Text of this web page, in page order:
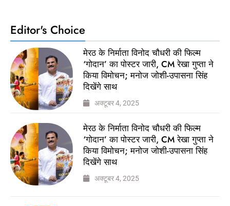
Editor's Choice
मेरठ के निर्माता विनोद चौधरी की फिल्म
‘गोदान’ का पोस्टर जारी, CM रेखा गुप्ता ने
किया विमोचन; मनोज जोशी-उपासना सिंह
दिखेंगे साथ
अक्टूबर 4, 2025
मेरठ के निर्माता विनोद चौधरी की फिल्म
‘गोदान’ का पोस्टर जारी, CM रेखा गुप्ता ने
किया विमोचन; मनोज जोशी-उपासना सिंह
दिखेंगे साथ
अक्टूबर 4, 2025